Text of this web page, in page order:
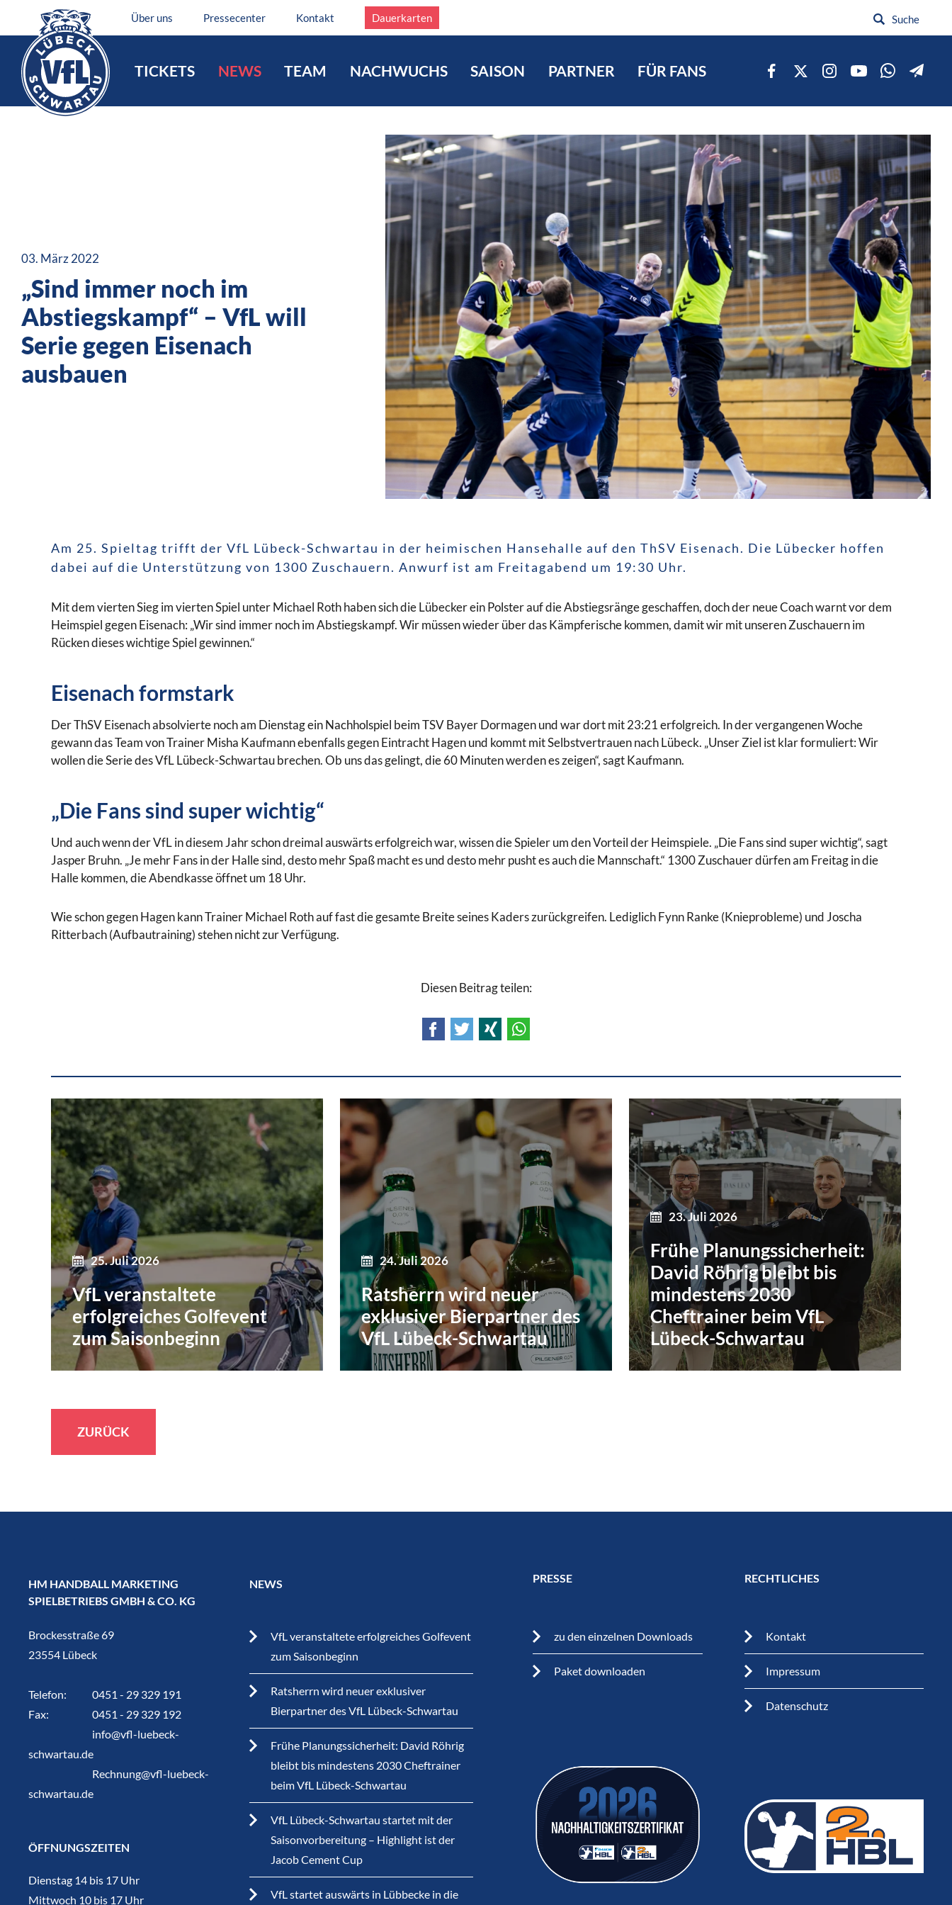
Über uns Pressecenter Kontakt Dauerkarten
TICKETS NEWS TEAM NACHWUCHS SAISON PARTNER FÜR FANS
03. März 2022
„Sind immer noch im
Abstiegskampf“ – VfL will
Serie gegen Eisenach
ausbauen
Am 25. Spieltag trifft der VfL Lübeck-Schwartau in der heimischen Hansehalle auf den ThSV Eisenach. Die Lübecker hoffen
dabei auf die Unterstützung von 1300 Zuschauern. Anwurf ist am Freitagabend um 19:30 Uhr.
Mit dem vierten Sieg im vierten Spiel unter Michael Roth haben sich die Lübecker ein Polster auf die Abstiegsränge geschaffen, doch der neue Coach warnt vor dem
Heimspiel gegen Eisenach: „Wir sind immer noch im Abstiegskampf. Wir müssen wieder über das Kämpferische kommen, damit wir mit unseren Zuschauern im
Rücken dieses wichtige Spiel gewinnen.“
Eisenach formstark
Der ThSV Eisenach absolvierte noch am Dienstag ein Nachholspiel beim TSV Bayer Dormagen und war dort mit 23:21 erfolgreich. In der vergangenen Woche
gewann das Team von Trainer Misha Kaufmann ebenfalls gegen Eintracht Hagen und kommt mit Selbstvertrauen nach Lübeck. „Unser Ziel ist klar formuliert: Wir
wollen die Serie des VfL Lübeck-Schwartau brechen. Ob uns das gelingt, die 60 Minuten werden es zeigen“, sagt Kaufmann.
„Die Fans sind super wichtig“
Und auch wenn der VfL in diesem Jahr schon dreimal auswärts erfolgreich war, wissen die Spieler um den Vorteil der Heimspiele. „Die Fans sind super wichtig“, sagt
Jasper Bruhn. „Je mehr Fans in der Halle sind, desto mehr Spaß macht es und desto mehr pusht es auch die Mannschaft.“ 1300 Zuschauer dürfen am Freitag in die
Halle kommen, die Abendkasse öffnet um 18 Uhr.
Wie schon gegen Hagen kann Trainer Michael Roth auf fast die gesamte Breite seines Kaders zurückgreifen. Lediglich Fynn Ranke (Knieprobleme) und Joscha
Ritterbach (Aufbautraining) stehen nicht zur Verfügung.
Diesen Beitrag teilen:
FacebookTwitterXing
25. Juli 2026
VfL veranstaltete
erfolgreiches Golfevent
zum Saisonbeginn
24. Juli 2026
Ratsherrn wird neuer
exklusiver Bierpartner des
VfL Lübeck-Schwartau
23. Juli 2026
Frühe Planungssicherheit:
David Röhrig bleibt bis
mindestens 2030
Cheftrainer beim VfL
Lübeck-Schwartau
ZURÜCK
HM HANDBALL MARKETING
SPIELBETRIEBS GMBH & CO. KG
Brockesstraße 69
23554 Lübeck
Telefon:
0451 - 29 329 191
Fax:
0451 - 29 329 192
info@vfl-luebeck-
schwartau.de
Rechnung@vfl-luebeck-
schwartau.de
ÖFFNUNGSZEITEN
Dienstag 14 bis 17 Uhr
Mittwoch 10 bis 17 Uhr
NEWS
VfL veranstaltete erfolgreiches Golfevent
zum Saisonbeginn
Ratsherrn wird neuer exklusiver
Bierpartner des VfL Lübeck-Schwartau
Frühe Planungssicherheit: David Röhrig
bleibt bis mindestens 2030 Cheftrainer
beim VfL Lübeck-Schwartau
VfL Lübeck-Schwartau startet mit der
Saisonvorbereitung – Highlight ist der
Jacob Cement Cup
VfL startet auswärts in Lübbecke in die
PRESSE
zu den einzelnen Downloads
Paket downloaden
RECHTLICHES
Kontakt
Impressum
Datenschutz